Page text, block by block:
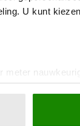
U kunt
meter